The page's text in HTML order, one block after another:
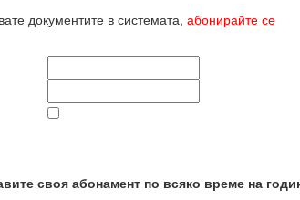
документите в системата, абонирайте се
своя абонамент по всяко време на